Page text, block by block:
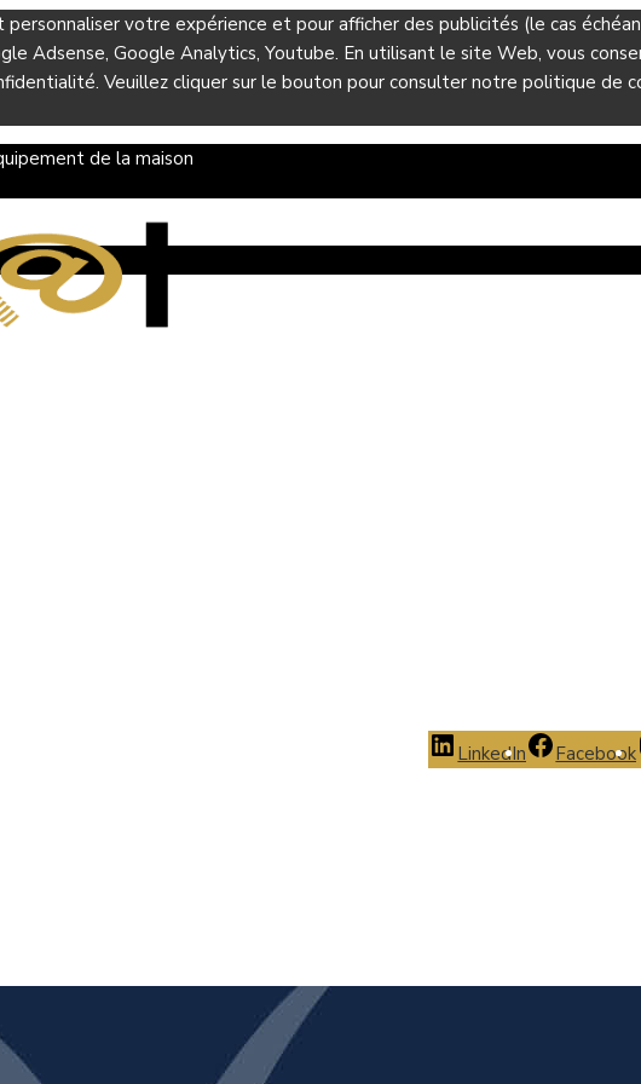
votre expérience et pour afficher des publicités (le cas
Adsense, Google Analytics, Youtube. En utilisant le site Web, vous
Veuillez cliquer sur le bouton pour consulter notre politique de
de la maison
LinkedIn Facebook